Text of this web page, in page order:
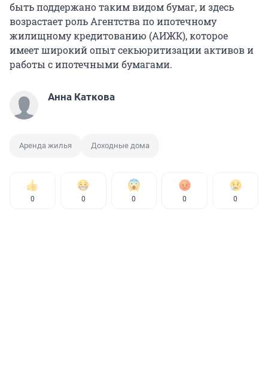
быть поддержано таким видом бумаг, и здесь
возрастает роль Агентства по ипотечному
жилищному кредитованию (АИЖК), которое
имеет широкий опыт секьюритизации активов и
работы с ипотечными бумагами.
Анна Каткова
Аренда жилья Доходные дома
0 0 0 0 0